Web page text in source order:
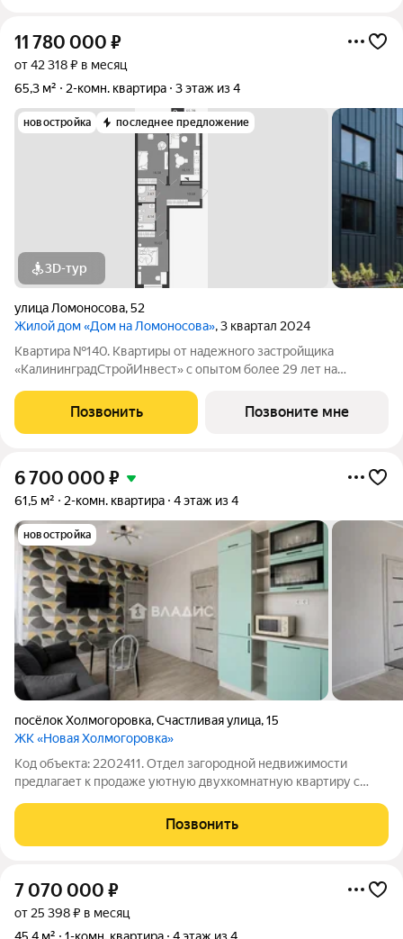
11 780 000 ₽
от 42 318 ₽ в месяц
65,3 м²
2-комн. квартира 3 этаж из 4
новостройка последнее предложение
3D-тур
улица Ломоносова,52
Жилой дом «Дом на Ломоносова», 3 квартал 2024
Квартира №140. Квартиры от надежного застройщика
«КалининградСтройИнвест» с опытом более 29 лет на
малоэтажного строительства, который расположен в
Центральном районе города в пешей доступности от
Позвонить Позвоните мне
6 700 000 ₽
61,5 м² 2-комн. квартира 4 этаж из 4
новостройка
посёлок Холмогоровка,Счастливая улица,15
ЖК «Новая Холмогоровка»
Код объекта: 2202411. Отдел загородной недвижимости
предлагает к продаже уютную двухкомнатную квартиру с
года постройки. Малоэтажная комфортная застройка. Всего 15
минут до моря и 15 минут до
Позвонить
7 070 000 ₽
от 25 398 ₽ в месяц